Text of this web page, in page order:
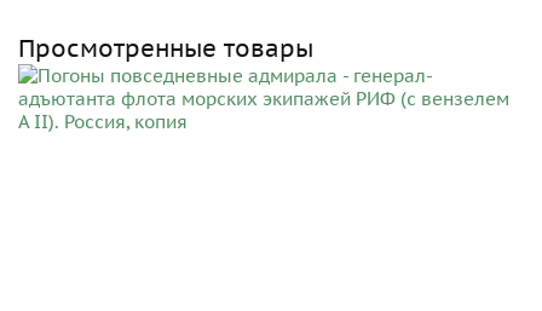
Просмотренные товары